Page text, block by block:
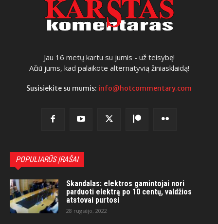
Jau 16 metų kartu su jumis - už teisybę!
Ačiū jums, kad palaikote alternatyvią žiniasklaidą!
Susisiekite su mumis: info@hotcommentary.com
POPULIARŪS ĮRAŠAI
Skandalas: elektros gamintojai nori
parduoti elektrą po 10 centų, valdžios
atstovai purtosi
28 rugsėjo, 2022